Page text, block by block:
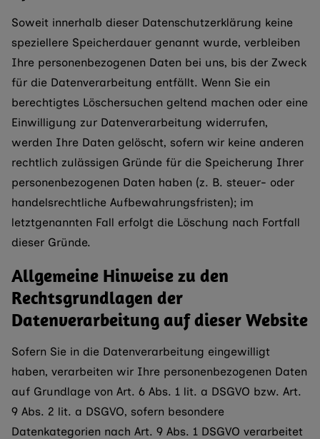
Soweit innerhalb dieser Datenschutzerklärung keine
speziellere Speicherdauer genannt wurde, verbleiben
Ihre personenbezogenen Daten bei uns, bis der Zweck
für die Datenverarbeitung entfällt. Wenn Sie ein
berechtigtes Löschersuchen geltend machen oder eine
Einwilligung zur Datenverarbeitung widerrufen,
werden Ihre Daten gelöscht, sofern wir keine anderen
rechtlich zulässigen Gründe für die Speicherung Ihrer
personenbezogenen Daten haben (z. B. steuer- oder
handelsrechtliche Aufbewahrungsfristen); im
letztgenannten Fall erfolgt die Löschung nach Fortfall
dieser Gründe.
Allgemeine Hinweise zu den
Rechtsgrundlagen der
Datenverarbeitung auf dieser Website
Sofern Sie in die Datenverarbeitung eingewilligt
haben, verarbeiten wir Ihre personenbezogenen Daten
auf Grundlage von Art. 6 Abs. 1 lit. a DSGVO bzw. Art.
9 Abs. 2 lit. a DSGVO, sofern besondere
Datenkategorien nach Art. 9 Abs. 1 DSGVO verarbeitet